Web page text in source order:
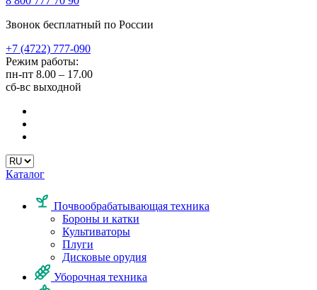
Звонок бесплатный по России
+7 (4722) 777-090
Режим работы:
пн-пт 8.00 – 17.00
сб-вс выходной
Каталог
Почвообрабатывающая техника
Бороны и катки
Культиваторы
Плуги
Дисковые орудия
Уборочная техника